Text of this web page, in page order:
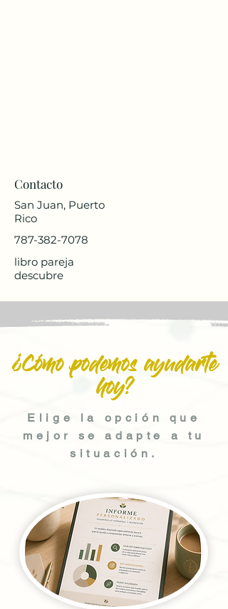
Contacto
San Juan, Puerto
Rico
787-382-7078
libro pareja
descubre
¿Cómo podemos ayudarte
hoy?
Elige la opción que
mejor se adapte a tu
situación.